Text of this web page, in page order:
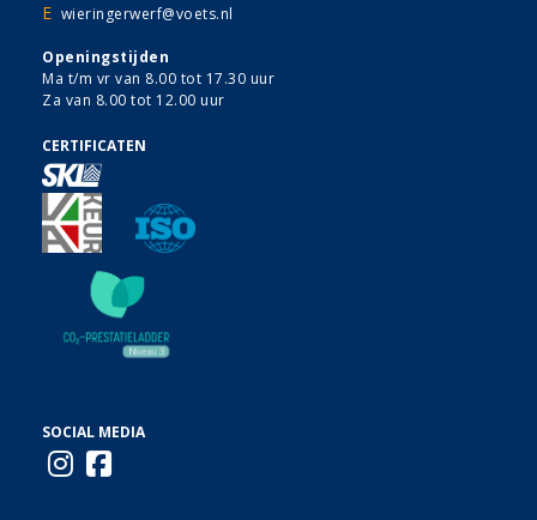
E wieringerwerf@voets.nl
Openingstijden
Ma t/m vr van 8.00 tot 17.30 uur
Za van 8.00 tot 12.00 uur
CERTIFICATEN
SOCIAL MEDIA